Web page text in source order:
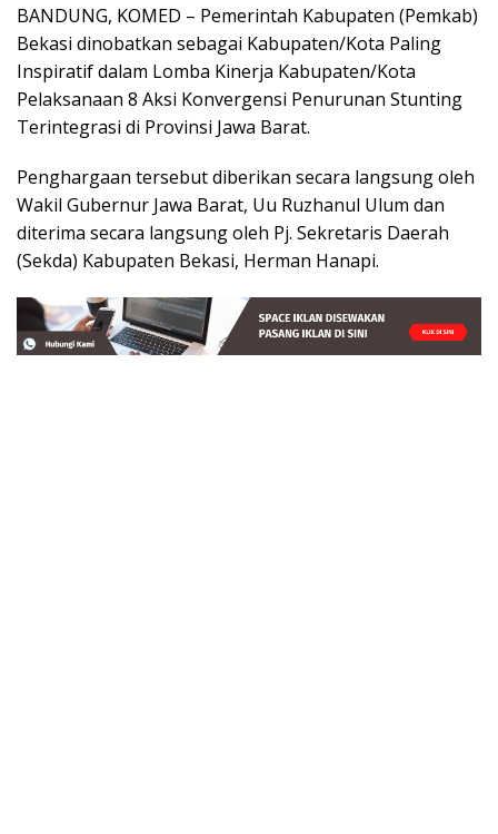
BANDUNG, KOMED – Pemerintah Kabupaten (Pemkab)
Bekasi dinobatkan sebagai Kabupaten/Kota Paling
Inspiratif dalam Lomba Kinerja Kabupaten/Kota
Pelaksanaan 8 Aksi Konvergensi Penurunan Stunting
Terintegrasi di Provinsi Jawa Barat.
Penghargaan tersebut diberikan secara langsung oleh
Wakil Gubernur Jawa Barat, Uu Ruzhanul Ulum dan
diterima secara langsung oleh Pj. Sekretaris Daerah
(Sekda) Kabupaten Bekasi, Herman Hanapi.